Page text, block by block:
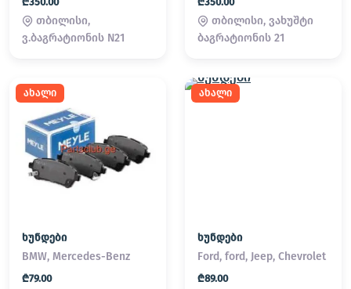
თბილისი,
ვ.ბაგრატიონის N21
თბილისი, ვახუშტი
ბაგრატიონის 21
ახალი
ხუნდები
BMW, Mercedes-Benz
₾79.00
ახალი
ხუნდები
Ford, ford, Jeep, Chevrolet
₾89.00